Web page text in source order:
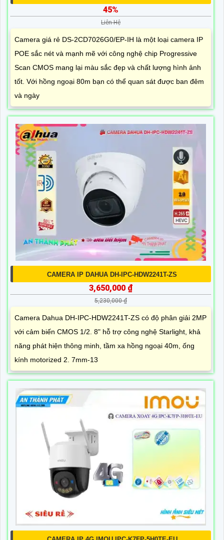
45%
Liên Hệ
Camera giá rẻ DS-2CD7026G0/EP-IH là một loại camera IP
POE sắc nét và mạnh mẽ với công nghệ chip Progressive
Scan CMOS mang lại màu sắc đẹp và chất lượng hình ảnh
tốt. Với hồng ngoại 80m bạn có thể quan sát được ban đêm
và ngày
CAMERA IP DAHUA DH-IPC-HDW2241T-ZS
3,650,000 ₫
5,230,000 ₫
Camera Dahua DH-IPC-HDW2241T-ZS có độ phân giải 2MP
với cảm biến CMOS 1/2. 8" hỗ trợ công nghệ Starlight, khả
năng phát hiện thông minh, tầm xa hồng ngoại 40m, ống
kính motorized 2. 7mm-13